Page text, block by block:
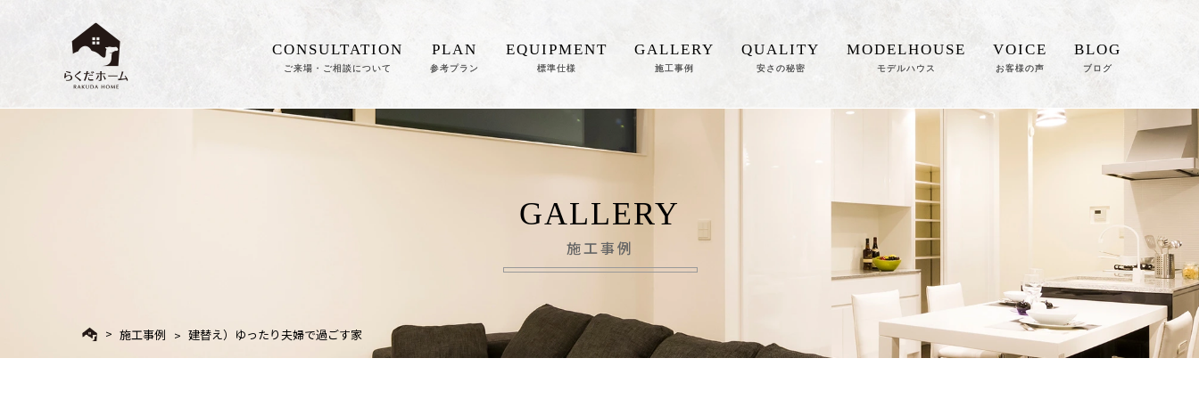
CONSULTATION
ご来場・ご相談について
PLAN
参考プラン
EQUIPMENT
標準仕様
GALLERY
施工事例
QUALITY
安さの秘密
MODELHOUSE
モデルハウス
VOICE
お客様の声
BLOG
ブログ
GALLERY
施工事例
施工事例 建替え）ゆったり夫婦で過ごす家